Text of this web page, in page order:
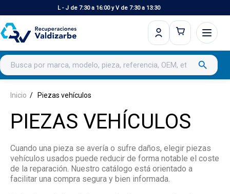
L - J de 7:30 a 16:00 y V de 7:30 a 13:30
Buscar productos search
Inicio Piezas vehículos
PIEZAS VEHÍCULOS
Cuando una pieza se avería o sufre daños, elegir piezas
vehículos usados puede reducir de forma notable el coste
de la reparación. Nuestro catálogo está orientado a
facilitar una compra segura y bien informada.